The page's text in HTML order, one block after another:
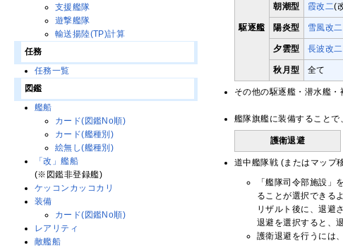
駆逐艦
朝潮型 霞改二(
陽炎型 雪風改二
夕雲型 長波改二
秋月型 全て
その他の駆逐艦・潜水艦・
艦隊旗艦に装備することで
護衛退避
道中艦隊戦 (またはマップ
「艦隊司令部施設」を
ることが選択できる
リザルト後に、退避
退避を選択すると、
護衛退避を行うには、
支援艦隊
遊撃艦隊
輸送揚陸(TP)計算
任務
任務一覧
図鑑
艦船
カード(図鑑No順)
カード(艦種別)
絵無し(艦種別)
「改」艦船
(※図鑑非登録艦)
ケッコンカッコカリ
装備
カード(図鑑No順)
レアリティ
敵艦船